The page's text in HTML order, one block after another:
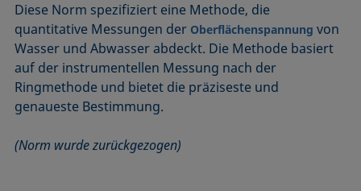
ASTM D5946-17
ASTM D7334-08
ASTM D7490-13
ASTM D8597-24
DIN EN14210-03
DIN EN14370-04
ISO 6889-86
ISO 15989
ISO 16672:2020
ISO 19403-1:2022 bis ISO 19403-7:2024
Method 306B
OECD 115-95
Diese Norm spezifiziert eine Methode, die
quantitative Messungen der Oberflächenspannung von
Wasser und Abwasser abdeckt. Die Methode basiert
auf der instrumentellen Messung nach der
Ringmethode und bietet die präziseste und
genaueste Bestimmung.
(Norm wurde zurückgezogen)